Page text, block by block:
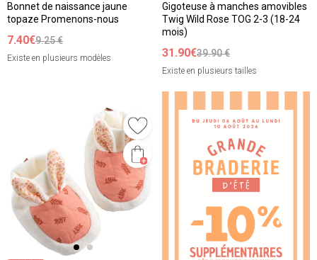
Bonnet de naissance jaune
topaze Promenons-nous
7.40€9.25 €
Existe en plusieurs modèles
Gigoteuse à manches amovibles
Twig Wild Rose TOG 2-3 (18-24
mois)
31.90€39.90 €
Existe en plusieurs tailles
❮ ❯